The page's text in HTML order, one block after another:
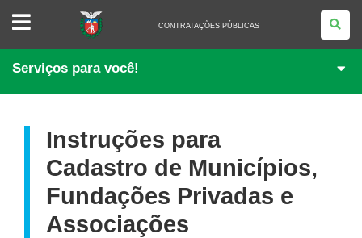
CONTRATAÇÕES
PÚBLICAS
CONTRATAÇÕES PÚBLICAS
Serviços para você!
Instruções para
Cadastro de Municípios,
Fundações Privadas e
Associações